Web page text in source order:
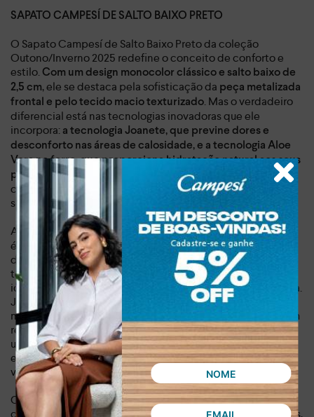
SAPATO CAMPESÍ DE SALTO BAIXO PRETO
O Sapato Campesí de Salto Baixo Preto da coleção
Outono/Inverno 2025 redefine o conceito de conforto e
estilo. Com um design monocolor clássico e salto baixo de
2,5 cm, ele se destaca pela sofisticação da peça metalizada
frontal e pelo tecido macio texturizado. Mas o verdadeiro
diferencial está nas tecnologias inovadoras que ele
incorpora: a tecnologia Joanete, que previne dores e
desconforto nas áreas de calosidade, e a tecnologia Aloe
Vera no forro, que proporciona hidratação natural aos seus
pés a cada passo.
Imagine um sapato que não só
complementa seu look, mas também cuida da saúde dos
seus pés!
Além de ser um calçado
leve e elegante, pesando 0,763 kg
é perfeito para acompanhar você em todos os momentos
do dia, este sapato foi pensado para o seu bem-estar. A
tecnologia Joanete protege contra atritos e previne dores,
ideal para quem busca conforto sem abrir mão da elegância.
Já a tecnologia Aloe Vera no forro garante que seus pés se
mantenham hidratados e confortáveis, como se estivessem
recebendo um tratamento natural a cada passo. Seja para
um dia de trabalho, um passeio no parque ou um encontro
especial, este sapato é a escolha perfeita para quem
valoriza o conforto e a saúde dos pés.
Com este sapato, você não precisa mais escolher entre
conforto e elegância. Ele oferece o melhor dos dois mundos,